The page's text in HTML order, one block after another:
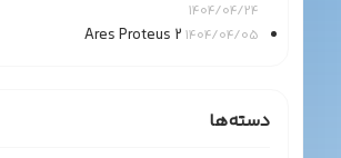
1404/04/24
Ares Proteus 2 1404/04/05
دسته‌ها